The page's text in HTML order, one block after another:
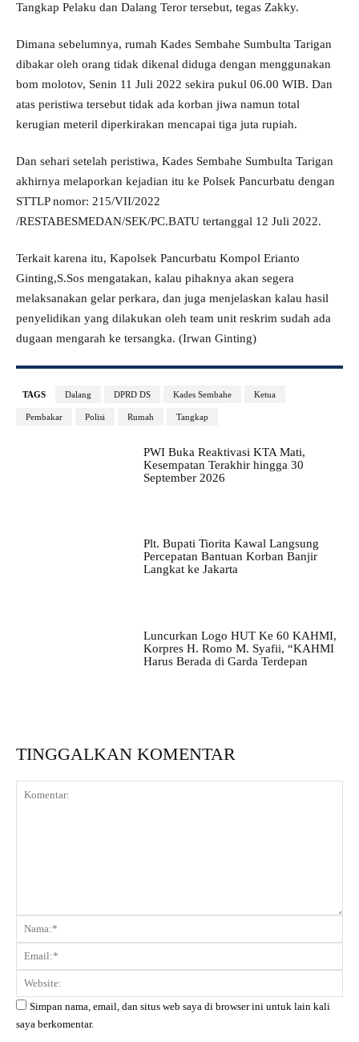
Tangkap Pelaku dan Dalang Teror tersebut, tegas Zakky.
Dimana sebelumnya, rumah Kades Sembahe Sumbulta Tarigan
dibakar oleh orang tidak dikenal diduga dengan menggunakan
bom molotov, Senin 11 Juli 2022 sekira pukul 06.00 WIB. Dan
atas peristiwa tersebut tidak ada korban jiwa namun total
kerugian meteril diperkirakan mencapai tiga juta rupiah.
Dan sehari setelah peristiwa, Kades Sembahe Sumbulta Tarigan
akhirnya melaporkan kejadian itu ke Polsek Pancurbatu dengan
STTLP nomor: 215/VII/2022
/RESTABESMEDAN/SEK/PC.BATU tertanggal 12 Juli 2022.
Terkait karena itu, Kapolsek Pancurbatu Kompol Erianto
Ginting,S.Sos mengatakan, kalau pihaknya akan segera
melaksanakan gelar perkara, dan juga menjelaskan kalau hasil
penyelidikan yang dilakukan oleh team unit reskrim sudah ada
dugaan mengarah ke tersangka. (Irwan Ginting)
TAGS Dalang DPRD DS Kades Sembahe Ketua
Pembakar Polisi Rumah Tangkap
PWI Buka Reaktivasi KTA Mati,
Kesempatan Terakhir hingga 30
September 2026
Plt. Bupati Tiorita Kawal Langsung
Percepatan Bantuan Korban Banjir
Langkat ke Jakarta
Luncurkan Logo HUT Ke 60 KAHMI,
Korpres H. Romo M. Syafii, “KAHMI
Harus Berada di Garda Terdepan
TINGGALKAN KOMENTAR
Komentar:
Simpan nama, email, dan situs web saya di browser ini untuk lain kali
saya berkomentar.